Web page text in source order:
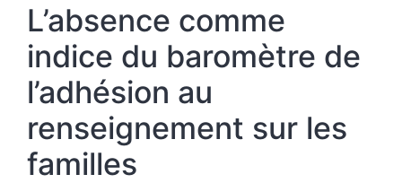
L’absence comme
indice du baromètre de
l’adhésion au
renseignement sur les
familles